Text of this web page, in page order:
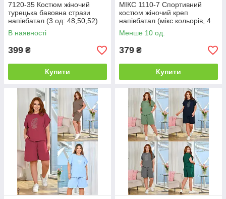
7120-35 Костюм жіночий
турецька бавовна стрази
напівбатал (3 од: 48,50,52)
В наявності
399 ₴
Купити
МІКС 1110-7 Спортивний
костюм жіночий креп
напівбатал (мікс кольорів, 4
од: 50-52 | універсальний)
Менше 10 од.
379 ₴
Купити